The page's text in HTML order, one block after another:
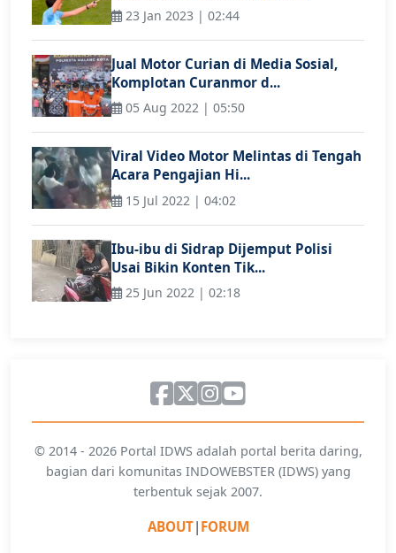
23 Jan 2023 | 02:44
Jual Motor Curian di Media Sosial,
Komplotan Curanmor d...
05 Aug 2022 | 05:50
Viral Video Motor Melintas di Tengah
Acara Pengajian Hi...
15 Jul 2022 | 04:02
Ibu-ibu di Sidrap Dijemput Polisi
Usai Bikin Konten Tik...
25 Jun 2022 | 02:18
© 2014 - 2026 Portal IDWS adalah portal berita daring,
bagian dari komunitas INDOWEBSTER (IDWS) yang
terbentuk sejak 2007.
ABOUT| FORUM